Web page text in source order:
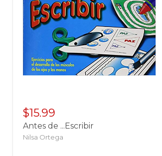
$15.99
Antes de ...Escribir
Nilsa Ortega